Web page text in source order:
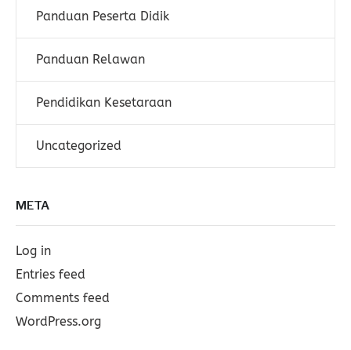
Panduan Peserta Didik
Panduan Relawan
Pendidikan Kesetaraan
Uncategorized
META
Log in
Entries feed
Comments feed
WordPress.org